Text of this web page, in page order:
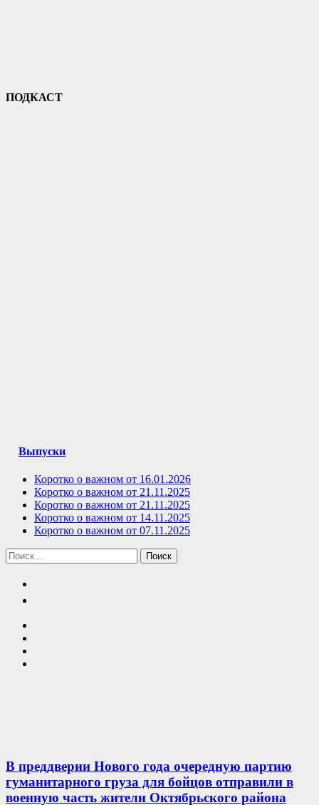
ПОДКАСТ
Выпуски
Коротко о важном от 16.01.2026
Коротко о важном от 21.11.2025
Коротко о важном от 21.11.2025
Коротко о важном от 14.11.2025
Коротко о важном от 07.11.2025
Найти:
В преддверии Нового года очередную партию
гуманитарного груза для бойцов отправили в
военную часть жители Октябрьского района